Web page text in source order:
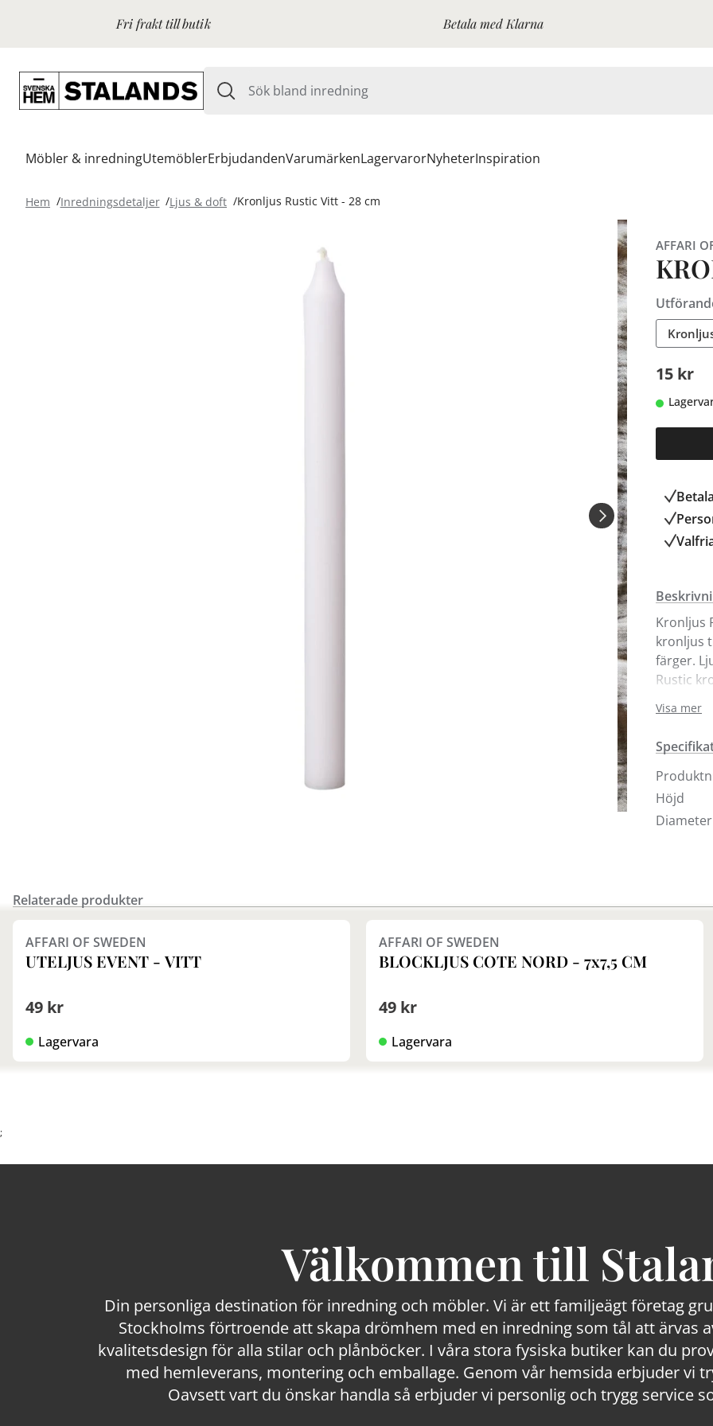
Fri frakt till butik Betala med Klarna
Möbler & inredningUtemöblerErbjudandenVarumärkenLagervarorNyheterInspiration
Hem Inredningsdetaljer Ljus & doft Kronljus Rustic Vitt - 28 cm
AFFARI
15 kr
Kronljus
kronljus
färger.
Rustic
Ljusen
ljus från
Visa mer
Höjd
Diameter
Relaterade produkter
AFFARI OF SWEDEN
UTELJUS EVENT - VITT
49 kr
Lagervara
Finns i fler val (11)
AFFARI OF SWEDEN
BLOCKLJUS COTE NORD - 7x7,5 CM
49 kr
Lagervara
;
Välkommen till
Din personliga destination för inredning och möbler. Vi är ett familjeägt företag
Stockholms förtroende att skapa drömhem med en inredning som tål att ärvas
kvalitetsdesign för alla stilar och plånböcker. I våra stora fysiska butiker kan du
med hemleverans, montering och emballage. Genom vår hemsida erbjuder vi
Oavsett vart du önskar handla så erbjuder vi personlig och trygg service